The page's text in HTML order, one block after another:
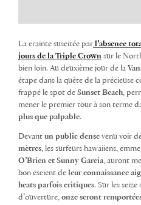
La crainte suscitée par l’absence
jours de la Triple Crown sur le
bien loin. Au deuxième jour de la
étape dans la quête de la précieuse
frappé le spot de Sunset Beach,
mener le premier tour à son terme
plus que palpable.
Devant un public dense venu voir
mètres, les surfeurs hawaiiens,
O’Brien et Sunny Garcia, auront
bon escient de leur connaissance
heats parfois critiques. Sur les seize
d’ouverture, onze seront